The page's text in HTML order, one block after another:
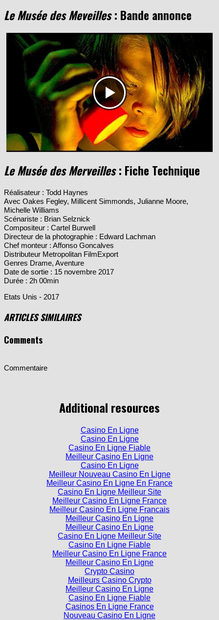
Le Musée des Meveilles
Le Musée des Merveilles : Fiche Technique
Réalisateur : Todd Haynes
Avec Oakes Fegley, Millicent Simmonds, Julianne Moore,
Michelle Williams
Scénariste : Brian Selznick
Compositeur : Cartel Burwell
Directeur de la photographie : Edward Lachman
Chef monteur : Affonso Goncalves
Distributeur Metropolitan FilmExport
Genres Drame, Aventure
Date de sortie : 15 novembre 2017
Casino En Ligne
Casino En Ligne
Casino En Ligne Fiable
Meilleur Casino En Ligne
Casino En Ligne
Meilleur Nouveau Casino En Ligne
Meilleur Casino En Ligne En France
Casino En Ligne Meilleur Site
Meilleur Casino En Ligne France
Meilleur Casino En Ligne Francais
Meilleur Casino En Ligne
Meilleur Casino En Ligne
Casino En Ligne Meilleur Site
Casino En Ligne Fiable
Meilleur Casino En Ligne France
Meilleur Casino En Ligne
Crypto Casino
Meilleurs Casino Crypto
Meilleur Casino En Ligne
Casino En Ligne Fiable
Casinos En Ligne France